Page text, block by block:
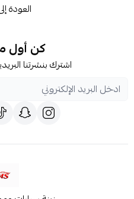
العودة
كن أول
اشترك بنشرتنا